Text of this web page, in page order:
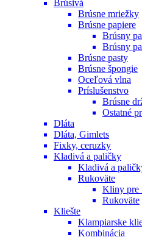
Brúsivá
Brúsne mriežky
Brúsne papiere
Brúsny
Brúsny
Brúsne pasty
Brúsne špongie
Oceľová vlna
Príslušenstvo
Brúsne
Ostatné
Dláta
Dláta, Gimlets
Fixky, ceruzky
Kladivá a paličky
Kladivá a
Rukoväte
Kliny pre
Rukoväte
Kliešte
Klampiarske
Kombinácia